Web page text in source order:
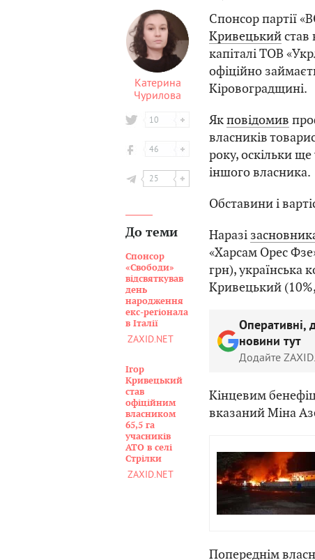
Катерина
Чурилова
10
46
25
До теми
Спонсор
«Свободи»
відсвяткував
день
народження
екс-регіонала
в Італії
ZAXID.NET
Ігор
Кривецький
став
офіційним
власником
65,5 га
учасників
АТО в селі
Стрілки
ZAXID.NET
Спонсор партії
Кривецькийстав
капіталі ТОВ
офіційно
Кіровоградщині.
Якповідомив
власників
року, оскільки
іншого власника.
Обставини і
Наразі
«Харсам Орес
грн), українська
Кривецький
Оперативні,
новини тут
Додайте
Кінцевим
вказаний Міна
Попереднім